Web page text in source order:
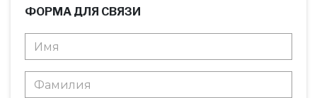
ФОРМА ДЛЯ СВЯЗИ